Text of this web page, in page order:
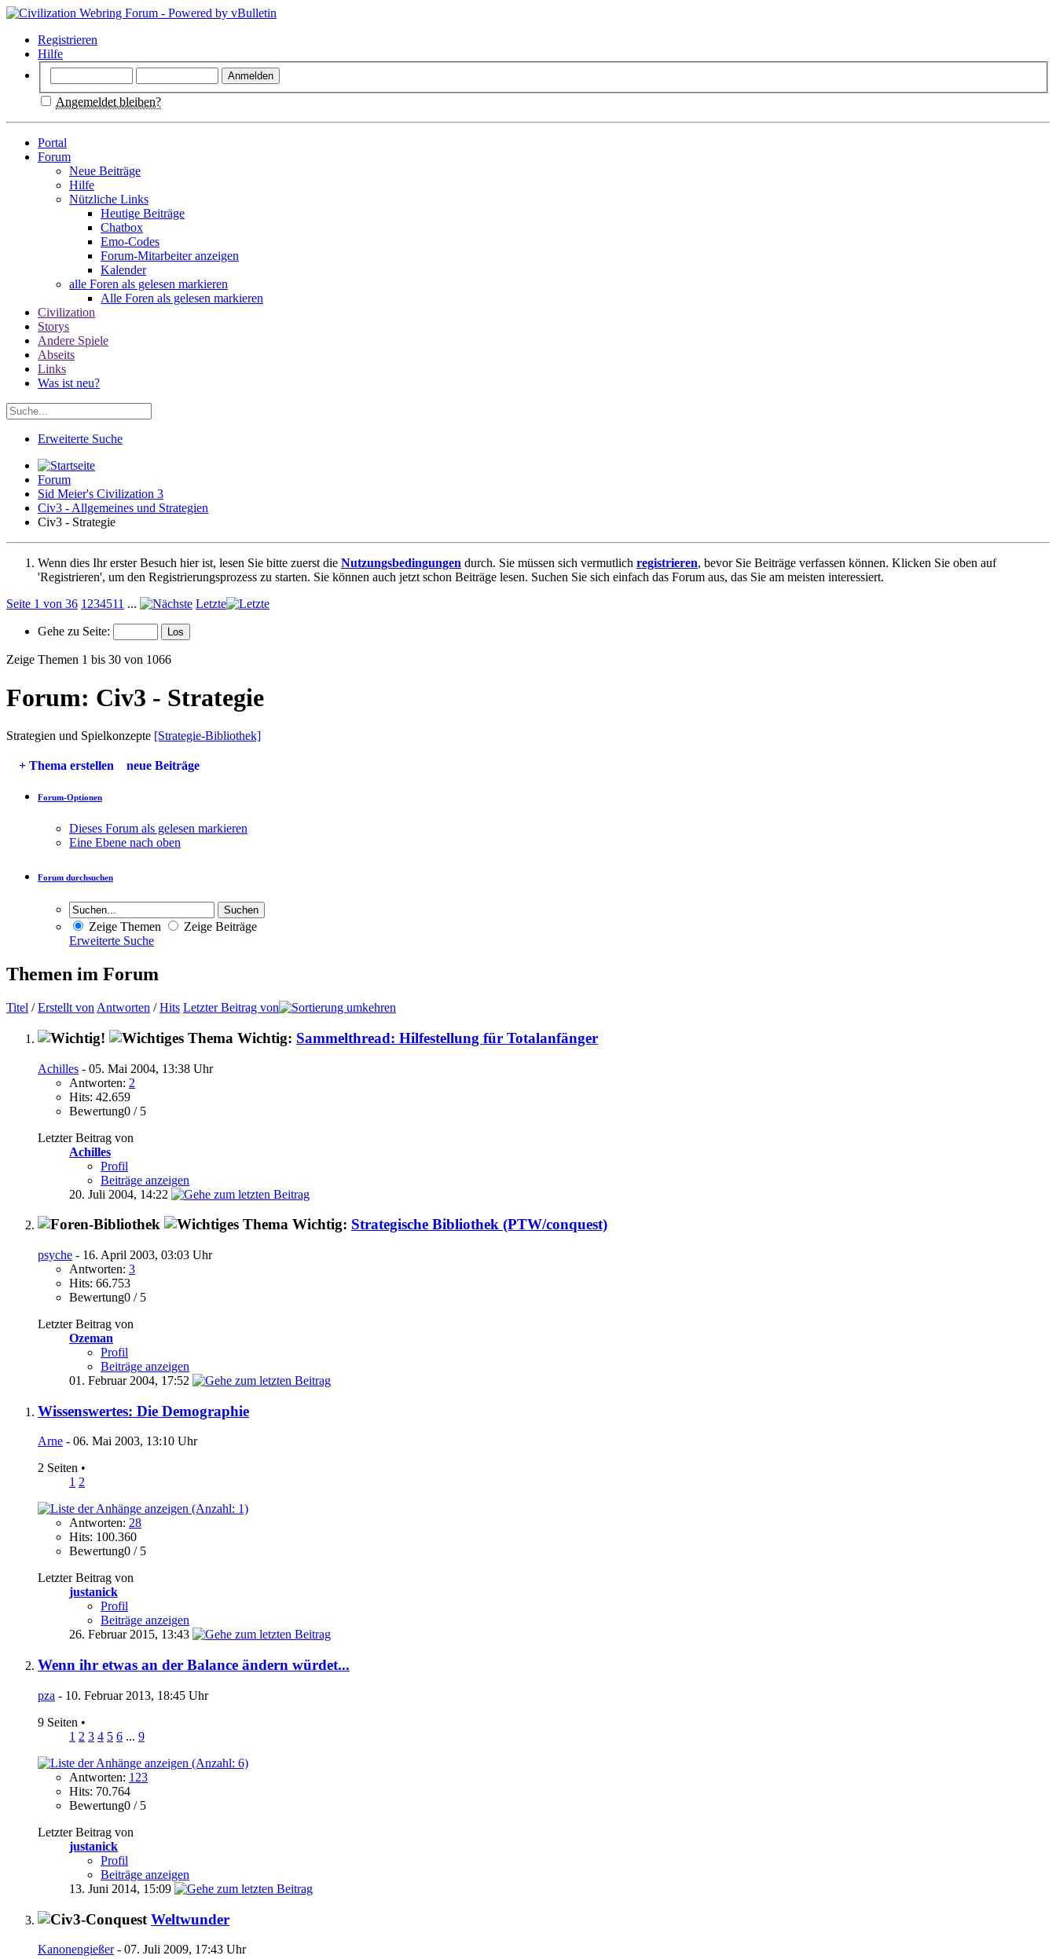
Registrieren
Hilfe
Angemeldet bleiben?
Portal
Forum
Neue Beiträge
Hilfe
Nützliche Links
Heutige Beiträge
Chatbox
Emo-Codes
Forum-Mitarbeiter anzeigen
Kalender
alle Foren als gelesen markieren
Alle Foren als gelesen markieren
Civilization
Storys
Andere Spiele
Abseits
Links
Was ist neu?
Erweiterte Suche
Forum
Sid Meier's Civilization 3
Civ3 - Allgemeines und Strategien
Civ3 - Strategie
Wenn dies Ihr erster Besuch hier ist, lesen Sie bitte zuerst die Nutzungsbedingungen durch. Sie müssen sich vermutlich registrieren, bevor Sie Beiträge verfassen können. Klicken Sie oben auf
'Registrieren', um den Registrierungsprozess zu starten. Sie können auch jetzt schon Beiträge lesen. Suchen Sie sich einfach das Forum aus, das Sie am meisten interessiert.
Seite 1 von 36 1 234511 ... Letzte
Gehe zu Seite:
Zeige Themen 1 bis 30 von 1066
Forum: Civ3 - Strategie
Strategien und Spielkonzepte [Strategie-Bibliothek]
+ Thema erstellen neue Beiträge
Forum-Optionen
Dieses Forum als gelesen markieren
Eine Ebene nach oben
Forum durchsuchen
Zeige Themen
Zeige Beiträge
Erweiterte Suche
Themen im Forum
Titel /Erstellt von Antworten /Hits Letzter Beitrag von
Wichtig: Sammelthread: Hilfestellung für Totalanfänger
Achilles - 05. Mai 2004, 13:38 Uhr
Antworten: 2
Hits: 42.659
Bewertung0 / 5
Letzter Beitrag von
Achilles
Profil
Beiträge anzeigen
20. Juli 2004, 14:22
Wichtig: Strategische Bibliothek (PTW/conquest)
psyche - 16. April 2003, 03:03 Uhr
Antworten: 3
Hits: 66.753
Bewertung0 / 5
Letzter Beitrag von
Ozeman
Profil
Beiträge anzeigen
01. Februar 2004, 17:52
Wissenswertes: Die Demographie
Arne - 06. Mai 2003, 13:10 Uhr
2 Seiten •
1 2
Antworten: 28
Hits: 100.360
Bewertung0 / 5
Letzter Beitrag von
justanick
Profil
Beiträge anzeigen
26. Februar 2015, 13:43
Wenn ihr etwas an der Balance ändern würdet...
pza - 10. Februar 2013, 18:45 Uhr
9 Seiten •
1 2 3 4 5 6 ... 9
Antworten: 123
Hits: 70.764
Bewertung0 / 5
Letzter Beitrag von
justanick
Profil
Beiträge anzeigen
13. Juni 2014, 15:09
Weltwunder
Kanonengießer- 07. Juli 2009, 17:43 Uhr